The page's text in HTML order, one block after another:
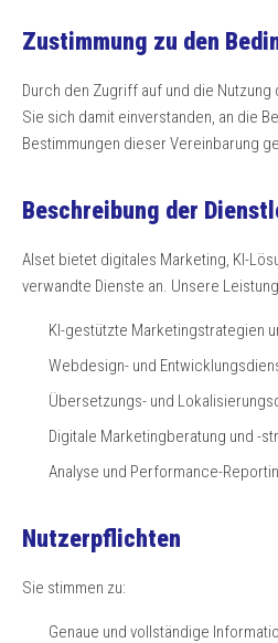
Zustimmung zu den
Durch den Zugriff auf und die
Sie sich damit einverstanden, an die
Bestimmungen dieser Vereinbarung
Beschreibung der
Alset bietet digitales Marketing, KI-
verwandte Dienste an. Unsere
KI-gestützte Marketingstrategien
Webdesign- und
Übersetzungs- und
Digitale Marketingberatung und -
Analyse und Performance-
Nutzerpflichten
Sie stimmen zu:
Genaue und vollständige